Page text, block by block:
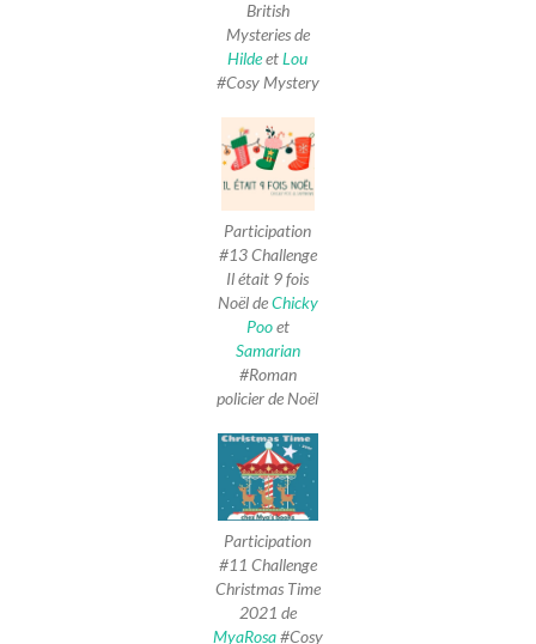
British
Mysteries de
HildeetLou
#Cosy Mystery
Participation
#13 Challenge
Il était 9 fois
Noël deChicky
Pooet
Samarian
#Roman
policier de Noël
Participation
#11 Challenge
Christmas Time
2021 de
MyaRosa#Cosy